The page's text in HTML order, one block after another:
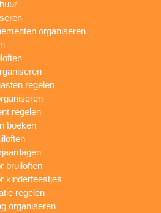
organiseren
regelen
regelen
boeken
bruiloften
kinderfeestjes
regelen
organiseren